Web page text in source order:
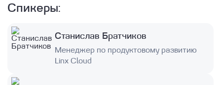
Спикеры:
Станислав Братчиков
Менеджер по продуктовому развитию
Linx Cloud